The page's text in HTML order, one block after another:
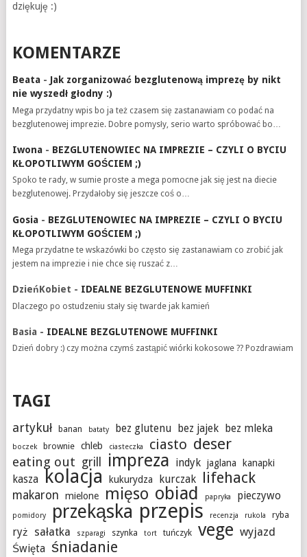
dziękuję :)
KOMENTARZE
Beata- Jak zorganizować bezglutenową imprezę by nikt
nie wyszedł głodny :)
Mega przydatny wpis bo ja też czasem się zastanawiam co podać na
bezglutenowej imprezie. Dobre pomysły, serio warto spróbować bo…
Iwona- BEZGLUTENOWIEC NA IMPREZIE – CZYLI O BYCIU
KŁOPOTLIWYM GOŚCIEM ;)
Spoko te rady, w sumie proste a mega pomocne jak się jest na diecie
bezglutenowej. Przydałoby się jeszcze coś o…
Gosia- BEZGLUTENOWIEC NA IMPREZIE – CZYLI O BYCIU
KŁOPOTLIWYM GOŚCIEM ;)
Mega przydatne te wskazówki bo często się zastanawiam co zrobić jak
jestem na imprezie i nie chce się ruszać z…
DzieńKobiet - IDEALNE BEZGLUTENOWE MUFFINKI
Dlaczego po ostudzeniu stały się twarde jak kamień
Basia - IDEALNE BEZGLUTENOWE MUFFINKI
Dzień dobry :) czy można czymś zastąpić wiórki kokosowe ?? Pozdrawiam
TAGI
artykuł banan bataty bez glutenu bez jajek bez mleka
boczek brownie chleb ciasteczka ciasto deser
eating out grill impreza indyk jaglana kanapki
kasza kolacja kukurydza kurczak lifehack
makaron mielone mięso obiad papryka pieczywo
pomidory przekąska przepis recenzja rukola ryba
ryż sałatka szparagi szynka tort tuńczyk vege wyjazd
Święta śniadanie